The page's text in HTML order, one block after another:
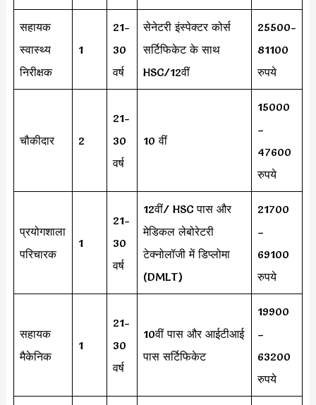
सहायक
स्वास्थ्य
निरीक्षक
1
21-
30
वर्ष
सेनेटरी इंस्पेक्टर कोर्स
सर्टिफिकेट के साथ
HSC/12वीं
25500-
81100
रुपये
चौकीदार 2
21-
30
वर्ष
10 वीं
15000
–
47600
रुपये
प्रयोगशाला
परिचारक
1
21-
30
वर्ष
12वीं/ HSC पास और
मेडिकल लेबोरेटरी
टेक्नोलॉजी में डिप्लोमा
(DMLT)
21700
–
69100
रुपये
सहायक
मैकेनिक
1
21-
30
वर्ष
10वीं पास और आईटीआई
पास सर्टिफिकेट
19900
–
63200
रुपये